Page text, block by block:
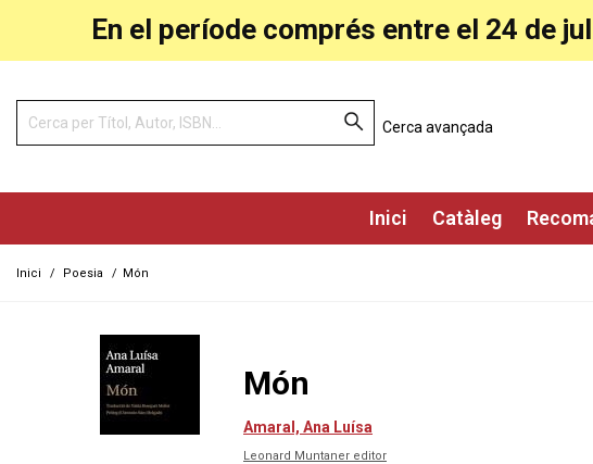
En el període comprés entre el 24 de
Inici Catàleg
Cerca avançada
Inici / Poesia / Món
Món
Amaral, Ana Luísa
Leonard Muntaner editor